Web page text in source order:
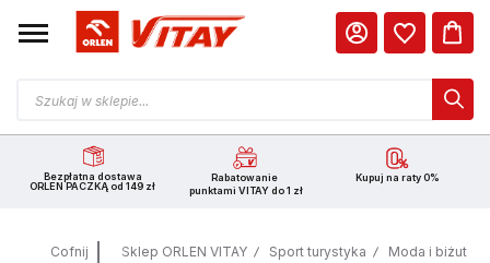
Bezpłatna dostawa
ORLEN PACZKĄ od 149 zł
Rabatowanie
punktami VITAY do 1 zł
Kupuj na raty 0%
Cofnij Sklep ORLEN VITAY Sport turystyka Moda i biżuteria